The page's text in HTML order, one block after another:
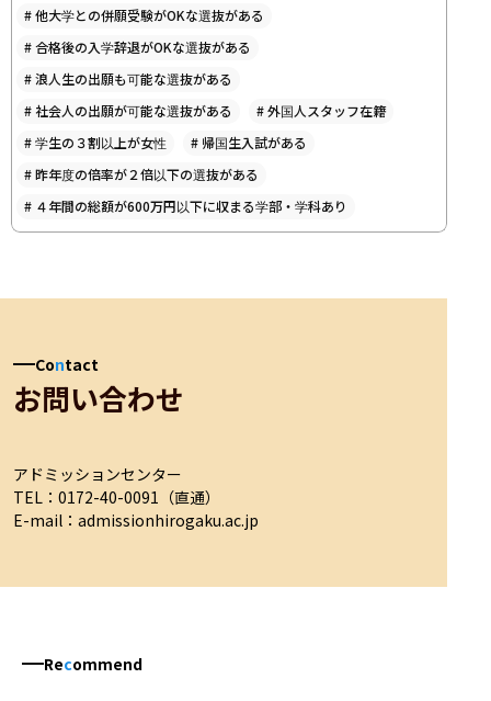
#他大学との併願受験がOKな選抜がある
#合格後の入学辞退がOKな選抜がある
#浪人生の出願も可能な選抜がある
#社会人の出願が可能な選抜がある #外国人スタッフ在籍
#学生の３割以上が女性 # 帰国生入試がある
#昨年度の倍率が２倍以下の選抜がある
# ４年間の総額が600万円以下に収まる学部・学科あり
Contact
お問い合わせ
アドミッションセンター
TEL：0172-40-0091（直通）
E-mail：admissionhirogaku.ac.jp
Recommend